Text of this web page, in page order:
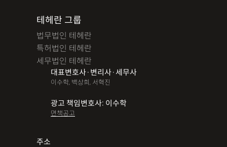
테헤란 그룹
법무법인 테헤란
특허법인 테헤란
세무법인 테헤란
대표변호사·변리사·세무사
이수학, 백상희, 서혁진
광고 책임변호사: 이수학
면책공고
주소